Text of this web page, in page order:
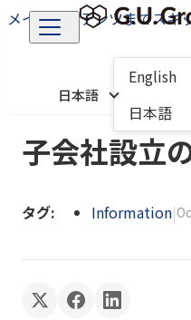
メインコンテンツまでスキ
日本語
English
日本語
子会社設立
タグ: Information|